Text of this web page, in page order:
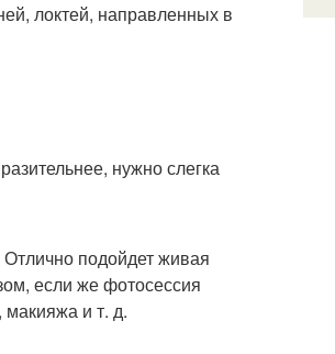
локтей, направленных в
нужно слегка
подойдет живая
если же фотосессия
и т. д.